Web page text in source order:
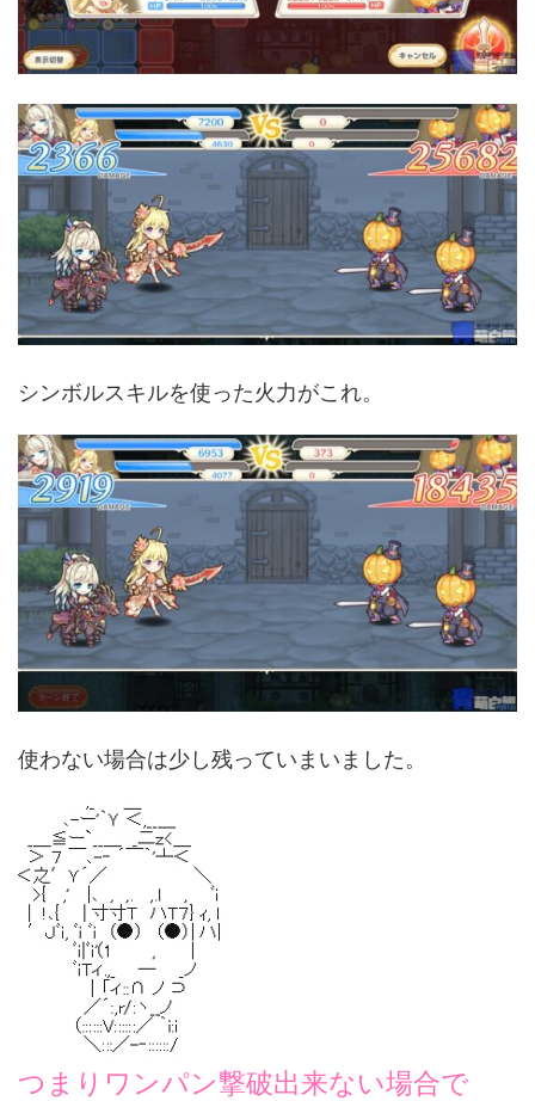
シンボルスキルを使った火力がこれ。
使わない場合は少し残っていまいました。
つまりワンパン撃破出来ない場合で